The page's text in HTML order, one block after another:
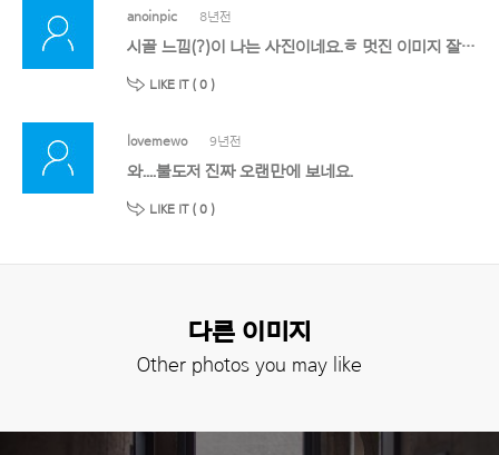
anoinpic 8년전
시골 느낌(?)이 나는 사진이네요.ㅎ 멋진 이미지 잘 받아 가겠습니다. 감사합니다.ㅎ 행복한 새해 되세요!
LIKE IT ( 0 )
lovemewo 9년전
와....불도저 진짜 오랜만에 보네요.
LIKE IT ( 0 )
다른 이미지
Other photos you may like